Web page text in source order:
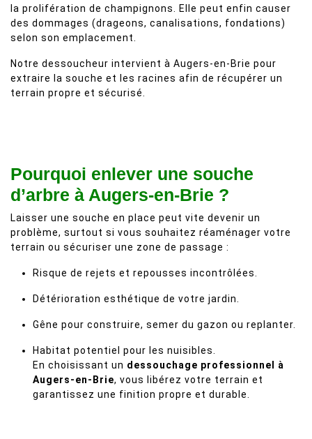
la prolifération de champignons. Elle peut enfin causer
des dommages (drageons, canalisations, fondations)
selon son emplacement.
Notre dessoucheur intervient à Augers-en-Brie pour
extraire la souche et les racines afin de récupérer un
terrain propre et sécurisé.
Pourquoi enlever une souche
d’arbre à Augers-en-Brie ?
Laisser une souche en place peut vite devenir un
problème, surtout si vous souhaitez réaménager votre
terrain ou sécuriser une zone de passage :
Risque de rejets et repousses incontrôlées.
Détérioration esthétique de votre jardin.
Gêne pour construire, semer du gazon ou replanter.
Habitat potentiel pour les nuisibles.
En choisissant un dessouchage professionnel à
Augers-en-Brie, vous libérez votre terrain et
garantissez une finition propre et durable.